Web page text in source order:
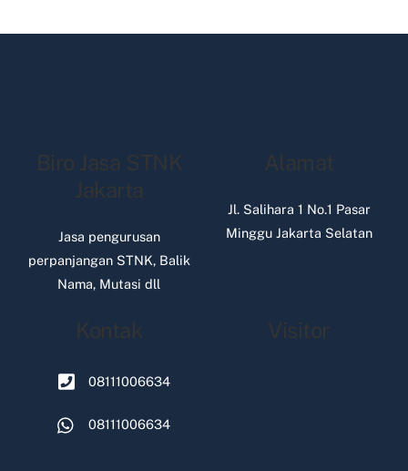
Biro Jasa STNK
Jakarta
Jasa pengurusan
perpanjangan STNK, Balik
Nama, Mutasi dll
Alamat
Jl. Salihara 1 No.1 Pasar
Minggu Jakarta Selatan
Kontak
08111006634
08111006634
Visitor